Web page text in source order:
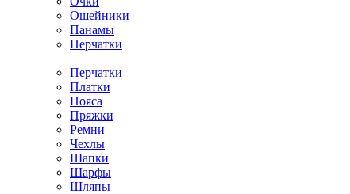
Ошейники
Панамы
Перчатки
Перчатки
Платки
Пояса
Пряжки
Ремни
Чехлы
Шапки
Шарфы
Шляпы